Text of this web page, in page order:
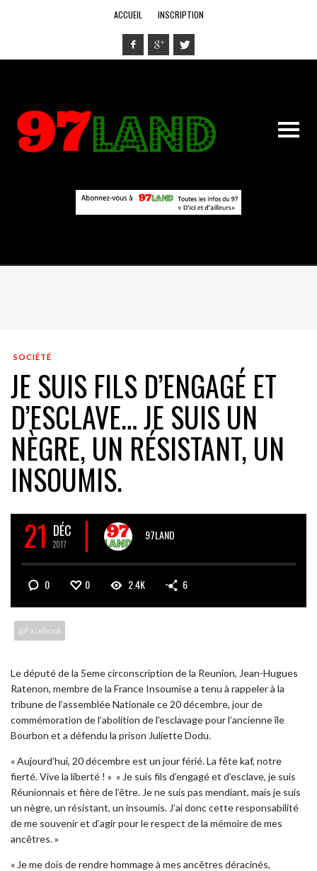
ACCUEIL INSCRIPTION
SOCIÉTÉ
JE SUIS FILS D’ENGAGÉ ET
D’ESCLAVE… JE SUIS UN
NÈGRE, UN RÉSISTANT, UN
INSOUMIS.
21 DÉC
2017
97LAND
0 0 2.4K 6
@Facebook
Le député de la 5eme circonscription de la Reunion, Jean-Hugues
Ratenon, membre de la France Insoumise a tenu à rappeler à la
tribune de l’assemblée Nationale ce 20 décembre, jour de
commémoration de l’abolition de l’esclavage pour l’ancienne île
Bourbon et a défendu la prison Juliette Dodu.
« Aujourd’hui, 20 décembre est un jour férié. La fête kaf, notre
fierté. Vive la liberté ! » « Je suis fils d’engagé et d’esclave, je suis
Réunionnais et fière de l’être. Je ne suis pas mendiant, mais je suis
un nègre, un résistant, un insoumis. J’ai donc cette responsabilité
de me souvenir et d’agir pour le respect de la mémoire de mes
ancêtres. »
« Je me dois de rendre hommage à mes ancêtres déracinés,